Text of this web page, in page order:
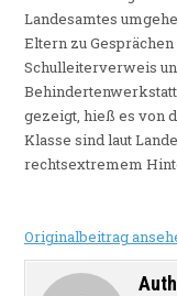
Landesamtes
Eltern zu
Schulleiterverweis
gezeigt, hieß es von
Klasse sind laut
rechtsextremem
Originalbeitrag